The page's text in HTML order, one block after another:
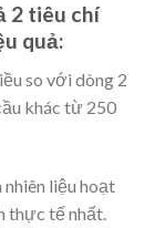
2 tiêu chí
quả:
so với dòng 2
khác từ 250
nhiên liệu hoạt
thực tế nhất.